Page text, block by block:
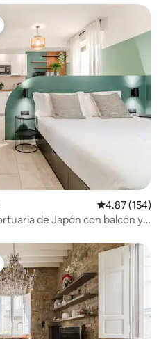
Calificación
4.87 (154)
de Japón con balcón y